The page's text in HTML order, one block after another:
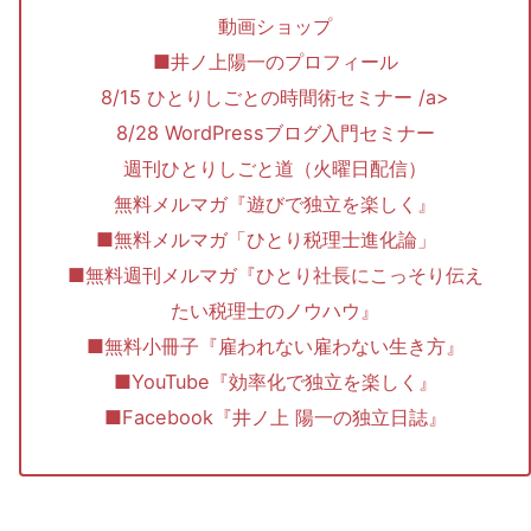
動画ショップ
■井ノ上陽一のプロフィール
8/15 ひとりしごとの時間術セミナー /a>
8/28 WordPressブログ入門セミナー
週刊ひとりしごと道（火曜日配信）
無料メルマガ『遊びで独立を楽しく』
■無料メルマガ「ひとり税理士進化論」
■無料週刊メルマガ『ひとり社長にこっそり伝え
たい税理士のノウハウ』
■無料小冊子『雇われない雇わない生き方』
■YouTube『効率化で独立を楽しく』
■Facebook『井ノ上 陽一の独立日誌』